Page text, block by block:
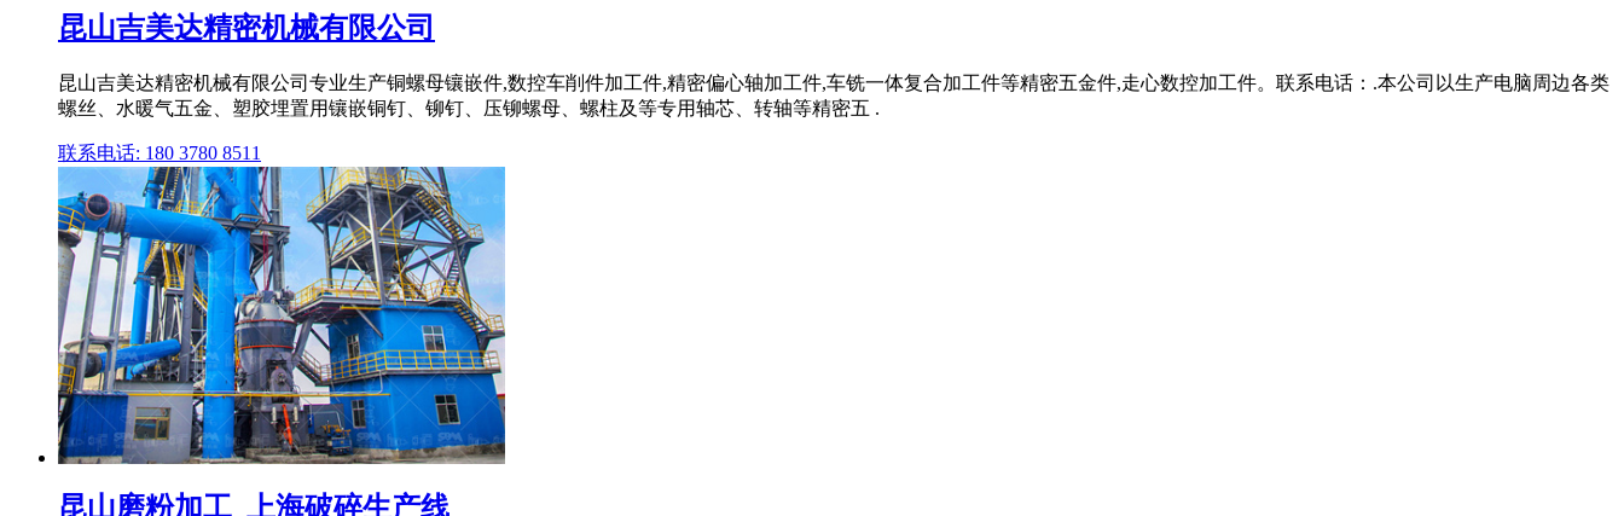
昆山吉美达精密机械有限公司
昆山吉美达精密机械有限公司专业生产铜螺母镶嵌件,数控车削件加工件,精密偏心轴加工件,车铣一体复合加工件等精密五金件,走心数控加工件。联系电话：.本公司以生产电脑周边各类
螺丝、水暖气五金、塑胶埋置用镶嵌铜钉、铆钉、压铆螺母、螺柱及等专用轴芯、转轴等精密五 .
联系电话: 180 3780 8511
昆山磨粉加工_上海破碎生产线